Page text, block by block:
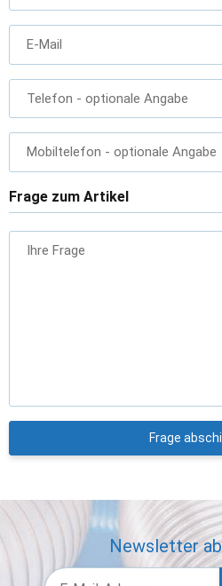
E-Mail
Telefon - optionale Angabe
Mobiltelefon - optionale Angabe
Frage zum Artikel
Ihre Frage
Frage
Newsletter